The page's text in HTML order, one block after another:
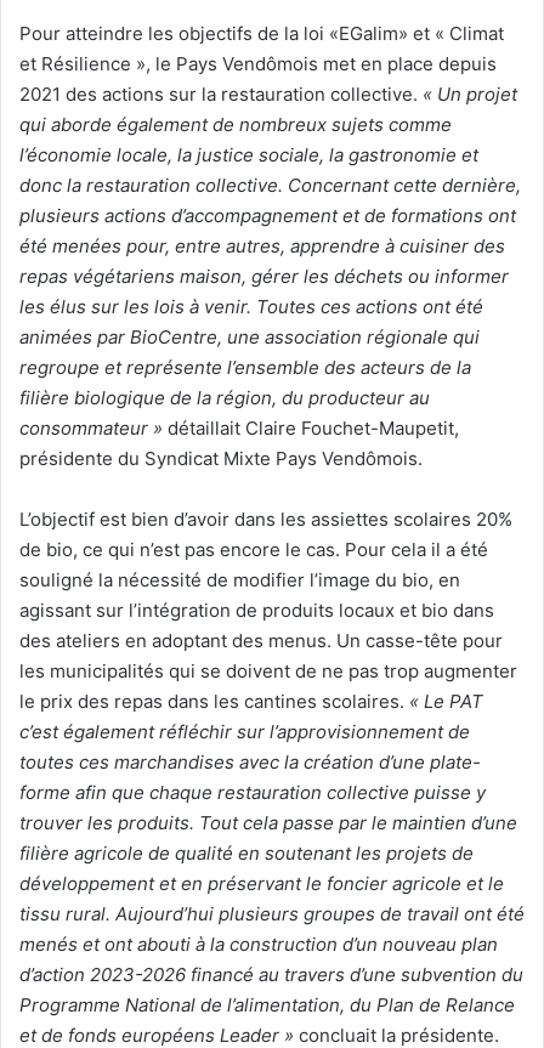
Pour atteindre les objectifs de la loi «EGalim» et « Climat
et Résilience », le Pays Vendômois met en place depuis
2021 des actions sur la restauration collective. « Un projet
qui aborde également de nombreux sujets comme
l’économie locale, la justice sociale, la gastronomie et
donc la restauration collective. Concernant cette dernière,
plusieurs actions d’accompagnement et de formations ont
été menées pour, entre autres, apprendre à cuisiner des
repas végétariens maison, gérer les déchets ou informer
les élus sur les lois à venir. Toutes ces actions ont été
animées par BioCentre, une association régionale qui
regroupe et représente l’ensemble des acteurs de la
filière biologique de la région, du producteur au
consommateur » détaillait Claire Fouchet-Maupetit,
présidente du Syndicat Mixte Pays Vendômois.
L’objectif est bien d’avoir dans les assiettes scolaires 20%
de bio, ce qui n’est pas encore le cas. Pour cela il a été
souligné la nécessité de modifier l’image du bio, en
agissant sur l’intégration de produits locaux et bio dans
des ateliers en adoptant des menus. Un casse-tête pour
les municipalités qui se doivent de ne pas trop augmenter
le prix des repas dans les cantines scolaires. « Le PAT
c’est également réfléchir sur l’approvisionnement de
toutes ces marchandises avec la création d’une plate-
forme afin que chaque restauration collective puisse y
trouver les produits. Tout cela passe par le maintien d’une
filière agricole de qualité en soutenant les projets de
développement et en préservant le foncier agricole et le
tissu rural. Aujourd’hui plusieurs groupes de travail ont été
menés et ont abouti à la construction d’un nouveau plan
d’action 2023-2026 financé au travers d’une subvention du
Programme National de l’alimentation, du Plan de Relance
et de fonds européens Leader » concluait la présidente.